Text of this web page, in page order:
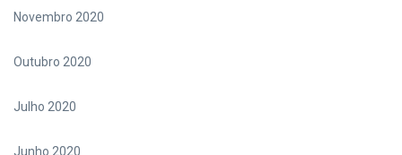
Novembro 2020
Outubro 2020
Julho 2020
Junho 2020